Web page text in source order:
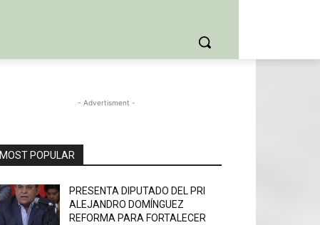
- Advertisment -
MOST POPULAR
PRESENTA DIPUTADO DEL PRI
ALEJANDRO DOMÍNGUEZ
REFORMA PARA FORTALECER